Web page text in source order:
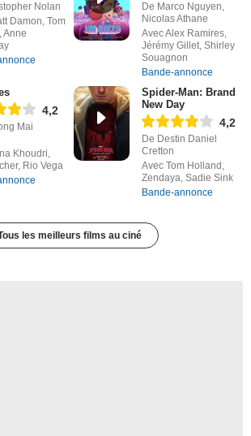
Nolan
Damon, Tom
Anne
De Marco Nguyen,
Nicolas Athane
Avec Alex Ramires,
Jérémy Gillet, Shirley
Souagnon
Bande-annonce
4,2
Mai
Khoudri,
Rio Vega
Spider-Man: Brand
New Day
4,2
De Destin Daniel
Cretton
Avec Tom Holland,
Zendaya, Sadie Sink
Bande-annonce
les meilleurs films au ciné